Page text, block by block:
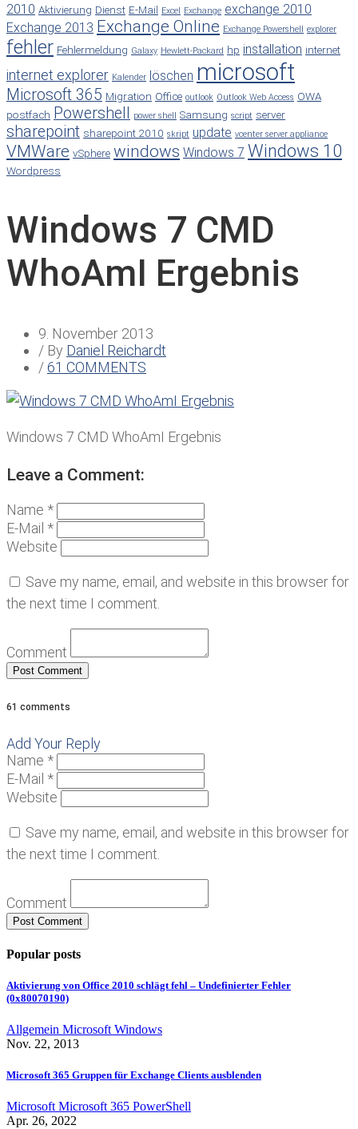
2010 Aktivierung Dienst E-Mail Excel Exchange exchange 2010
Exchange 2013 Exchange Online Exchange Powershell explorer
fehler Fehlermeldung Galaxy Hewlett-Packard hp installation internet
internet explorer Kalender löschen microsoft
Microsoft 365 Migration Office outlook Outlook Web Access OWA
postfach Powershell power shell Samsung script server
sharepoint sharepoint 2010 skript update vcenter server appliance
VMWare vSphere windows Windows 7 Windows 10
Wordpress
Windows 7 CMD
WhoAmI Ergebnis
9. November 2013
/ By Daniel Reichardt
/61 COMMENTS
Windows 7 CMD WhoAmI Ergebnis
Leave a Comment:
Name *
E-Mail *
Website
Save my name, email, and website in this browser for
the next time I comment.
Comment
61 comments
Add Your Reply
Name *
E-Mail *
Website
Save my name, email, and website in this browser for
the next time I comment.
Comment
Popular posts
Aktivierung von Office 2010 schlägt fehl – Undefinierter Fehler
(0x80070190)
Allgemein Microsoft Windows
Nov. 22, 2013
Microsoft 365 Gruppen für Exchange Clients ausblenden
Microsoft Microsoft 365 PowerShell
Apr. 26, 2022